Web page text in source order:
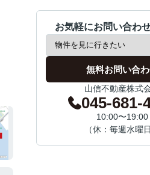
お気軽にお問い合わ
無料お問い合
山信不動産株式
045-681-
10:00〜19:00
（休：毎週水曜日